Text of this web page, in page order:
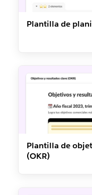
Plantilla de
Plantilla de
(OKR)